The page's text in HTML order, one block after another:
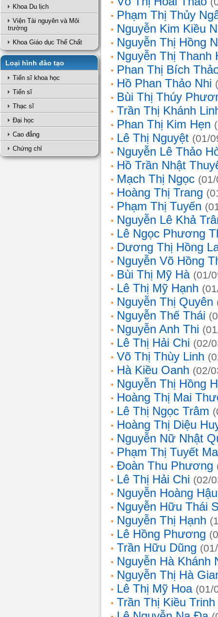
Khoa Du lịch
Viện Tài nguyên và Môi
trường
Khoa Giáo dục Thể Chất
Loại hình đào tạo
Tiến sĩ khoa học
Tiến sĩ
Thạc sĩ
Đại học
Cao đẳng
Chứng chỉ
Phạm Thị Thủy
Nguyễn Kim Kiều
Nguyễn Thị Hồng
Nguyễn Thị Thanh
Phan Thị Bích
Hồ Phan Thảo Nhi
Bùi Thị Thúy
Trần Thị Khánh
Phan Thị Kim Hẹn
Lê Thị Nguyệt (01/
Nguyễn Lê Thảo
Hồ Trần Nhật
Mạch Thị Ngọc
Hoàng Thị Trang
Phạm Thị Tuyến
Nguyễn Lê Khả
Lê Ngọc Phương
Dương Thị Hồng
Nguyễn Võ Hồng
Bùi Thị Mỹ Hà (01/
Lê Thị Mỹ Hạnh
Nguyễn Thị Quyên
Nguyễn Thế Thái
Nguyễn Anh Thi
Lê Thị Hải Chi (02/
Võ Thị Thùy Linh
Hà Kiều Oanh (02/
Nguyễn Thị Hồng
Hoàng Thị Mai
Lê Thị Ngọc Trâm
Hoàng Thị Diệu
Nguyễn Nữ Nhật
Phạm Thị Tuyết
Đoàn Thu Phương
Lê Thị Hải Chi (02/
Nguyễn Hoàng Hậu
Nguyễn Hữu Thái
Nguyễn Thị Hạnh
Lê Hồng Phương
Trần Hữu Dũng
Nguyễn Hà Khánh
Nguyễn Thị Hà
Lê Thị Mỹ Hoa (01/
Trần Thị Kiều Trinh